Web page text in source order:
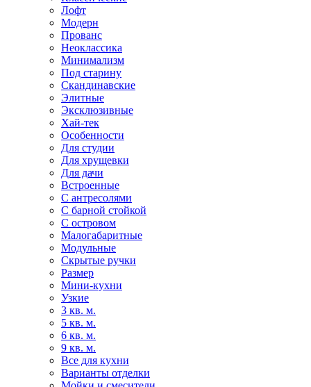
Лофт
Модерн
Прованс
Неоклассика
Минимализм
Под старину
Скандинавские
Элитные
Эксклюзивные
Хай-тек
Особенности
Для студии
Для хрущевки
Для дачи
Встроенные
С антресолями
С барной стойкой
С островом
Малогабаритные
Модульные
Скрытые ручки
Размер
Мини-кухни
Узкие
3 кв. м.
5 кв. м.
6 кв. м.
9 кв. м.
Все для кухни
Варианты отделки